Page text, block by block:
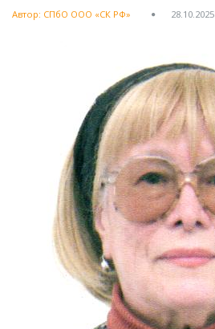
Автор: СПбО ООО «СК РФ» 28.10.2025